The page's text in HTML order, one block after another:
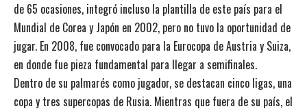
de 65 ocasiones, integró incluso la plantilla de este país para el
Mundial de Corea y Japón en 2002, pero no tuvo la oportunidad de
jugar. En 2008, fue convocado para la Eurocopa de Austria y Suiza,
en donde fue pieza fundamental para llegar a semifinales.
Dentro de su palmarés como jugador, se destacan cinco ligas, una
copa y tres supercopas de Rusia. Mientras que fuera de su país, el